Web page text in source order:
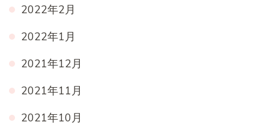
2022年2月
2022年1月
2021年12月
2021年11月
2021年10月